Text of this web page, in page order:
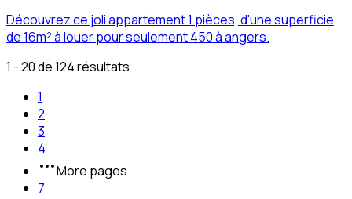
Découvrez ce joli appartement 1 pièces, d'une superficie
de 16m² à louer pour seulement 450 à angers.
1 - 20 de 124 résultats
1
2
3
4
More pages
7